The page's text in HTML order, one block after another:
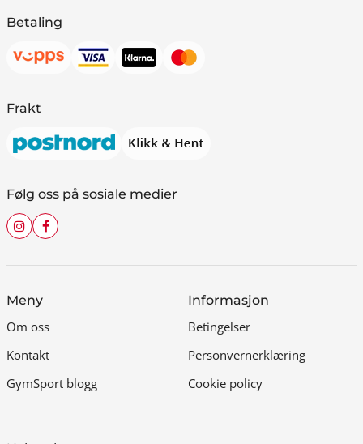
Betaling
Frakt
Følg oss på sosiale medier
Meny
Om oss
Kontakt
GymSport blogg
Informasjon
Betingelser
Personvernerklæring
Cookie policy